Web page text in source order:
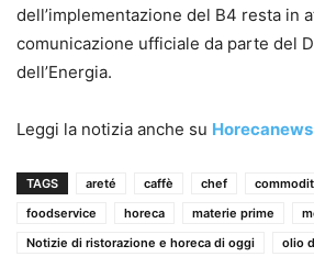
dell’implementazione del B4 resta in
comunicazione ufficiale da parte del
dell’Energia.
Leggi la notizia anche su
TAGS areté caffè chef
foodservice
horeca materie prime
Notizie di ristorazione e horeca di oggi
olio